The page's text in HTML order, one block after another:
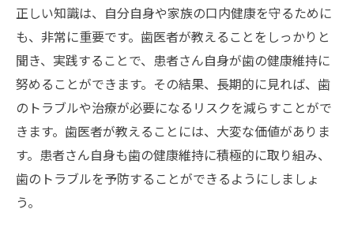
正しい知識は、自分自身や家族の口内健康を守るために
も、非常に重要です。歯医者が教えることをしっかりと
聞き、実践することで、患者さん自身が歯の健康維持に
努めることができます。その結果、長期的に見れば、歯
のトラブルや治療が必要になるリスクを減らすことがで
きます。歯医者が教えることには、大変な価値がありま
す。患者さん自身も歯の健康維持に積極的に取り組み、
歯のトラブルを予防することができるようにしましょ
う。